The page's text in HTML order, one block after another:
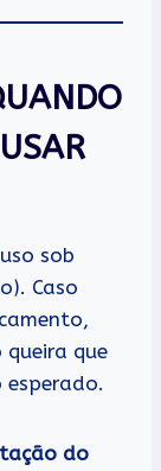
sob
Caso
que
do